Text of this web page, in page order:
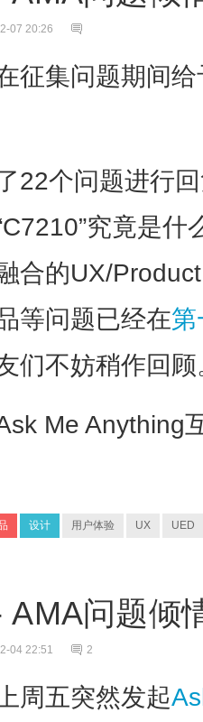
07 20:26
征集问题期间
22个问题进行
究竟是
合的UX/
等问题已经在第
们不妨稍作回顾
Me Anything
设计 用户体验 UX UED
AMA问题倾
04 22:51 2
周五突然发起